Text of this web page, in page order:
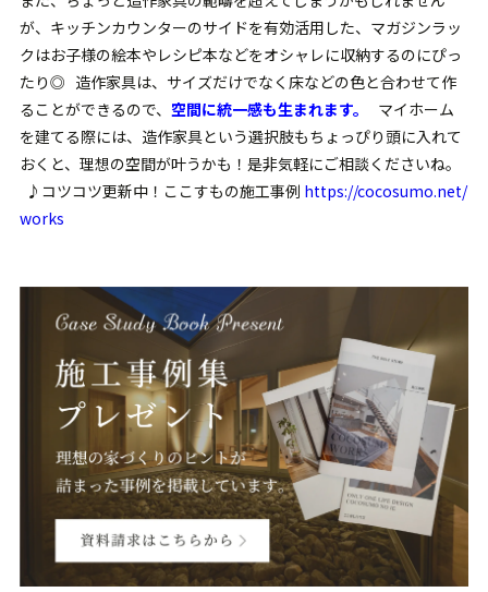
が、キッチンカウンターのサイドを有効活用した、マガジンラッ
クはお子様の絵本やレシピ本などをオシャレに収納するのにぴっ
たり◎ 造作家具は、サイズだけでなく床などの色と合わせて作
ることができるので、 空間に統一感も生まれます。
マイホーム
を建てる際には、造作家具という選択肢もちょっぴり頭に入れて
おくと、理想の空間が叶うかも！是非気軽にご相談くださいね。
♪コツコツ更新中！ここすもの施工事例 https://cocosumo.net/
works